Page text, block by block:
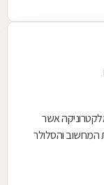
אשר
המחשוב והסלולר